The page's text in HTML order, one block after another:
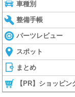
車種別
整備手帳
パーツレビュー
スポット
まとめ
【PR】ショッピン